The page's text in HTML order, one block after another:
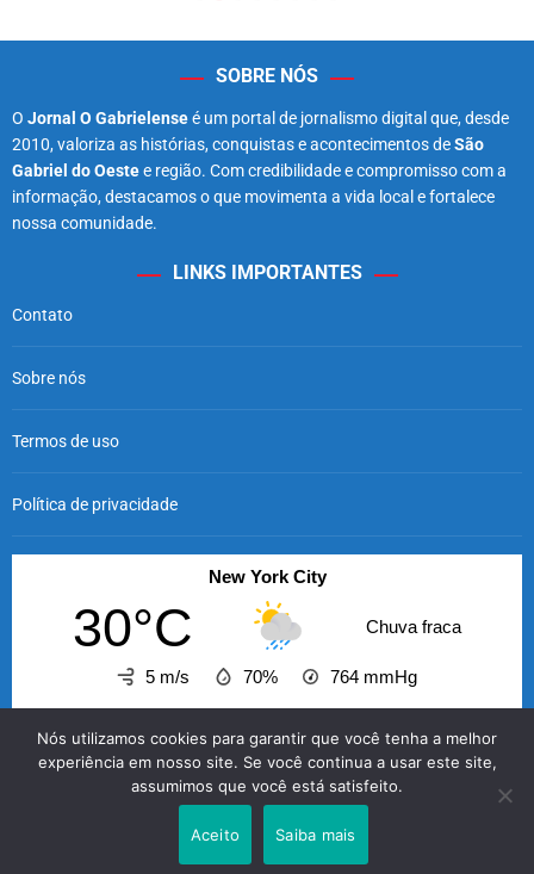
SOBRE NÓS
O Jornal O Gabrielenseé um portal de jornalismo digital que, desde
2010, valoriza as histórias, conquistas e acontecimentos deSão
Gabriel do Oestee região. Com credibilidade e compromisso com a
informação, destacamos o que movimenta a vida local e fortalece
nossa comunidade.
LINKS IMPORTANTES
Contato
Sobre nós
Termos de uso
Política de privacidade
New York City
30°C Chuva fraca
5 m/s 70% 764 mmHg
30°C 29°C 28°C 27°C
Nós utilizamos cookies para garantir que você tenha a melhor
experiência em nosso site. Se você continua a usar este site,
assumimos que você está satisfeito.
Aceito Saiba mais